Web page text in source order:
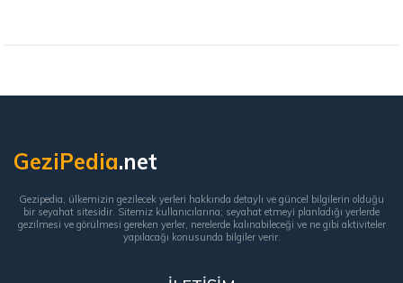
GeziPedia.net
Gezipedia, ülkemizin gezilecek yerleri hakkında detaylı ve güncel bilgilerin olduğu
bir seyahat sitesidir. Sitemiz kullanıcılarına; seyahat etmeyi planladığı yerlerde
gezilmesi ve görülmesi gereken yerler, nerelerde kalınabileceği ve ne gibi aktiviteler
yapılacağı konusunda bilgiler verir.